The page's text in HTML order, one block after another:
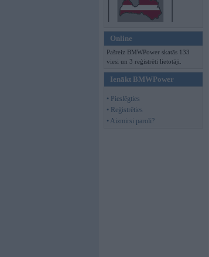
Online
Pašreiz BMWPower skatās 133
viesi un 3 reģistrēti lietotāji.
Ienākt BMWPower
• Pieslēgties
• Reģistrēties
• Aizmirsi paroli?